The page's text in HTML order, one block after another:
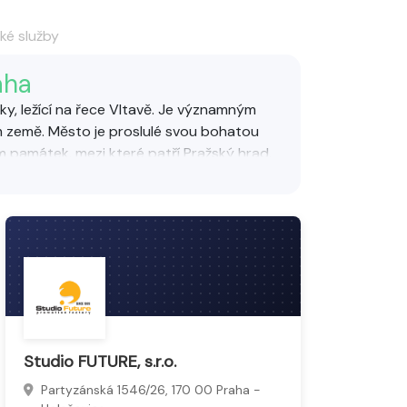
služby
ležící na řece Vltavě. Je významným
Město je proslulé svou bohatou
mezi které patří Pražský hrad,
chrám sv. Víta. Praha je rovněž
dění je jednou z nejnavštěvovanějších
a údržbu programových aplikací i
stránek, grafická tvorba log,
i vývoj uživatelských rozhraní.
Studio FUTURE, s.r.o.
Partyzánská 1546/26, 170 00 Praha -